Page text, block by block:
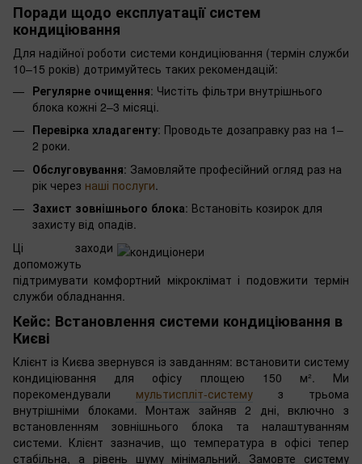
Поради щодо експлуатації систем
кондиціювання
Для надійної роботи системи кондиціювання (термін служби
10–15 років) дотримуйтесь таких рекомендацій:
Регулярне очищення: Чистіть фільтри внутрішнього
блока кожні 2–3 місяці.
Перевірка хладагенту: Проводьте дозаправку раз на 1–
2 роки.
Обслуговування: Замовляйте професійний огляд раз на
рік через наші послуги.
Захист зовнішнього блока: Встановіть козирок для
захисту від опадів.
Ці заходи
допоможуть
підтримувати комфортний мікроклімат і подовжити термін
служби обладнання.
Кейс: Встановлення системи кондиціювання в
Києві
Клієнт із Києва звернувся із завданням: встановити систему
кондиціювання для офісу площею 150 м². Ми
порекомендували мультиспліт-систему з трьома
внутрішніми блоками. Монтаж зайняв 2 дні, включно з
встановленням зовнішнього блока та налаштуванням
системи. Клієнт зазначив, що температура в офісі тепер
стабільна, а рівень шуму мінімальний. Замовте систему